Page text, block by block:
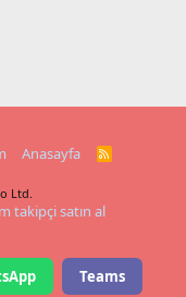
Anasayfa
R
Ltd.
takipçi satın al
Teams